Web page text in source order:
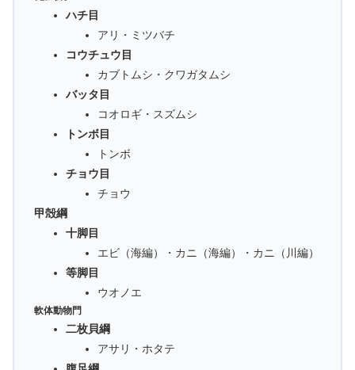
ハチ目
アリ・ミツバチ
コウチュウ目
カブトムシ・クワガタムシ
バッタ目
コオロギ・スズムシ
トンボ目
トンボ
チョウ目
チョウ
甲殻綱
十脚目
エビ（海編）・カニ（海編）・カニ（川編）
等脚目
ウオノエ
軟体動物門
二枚貝綱
アサリ・ホタテ